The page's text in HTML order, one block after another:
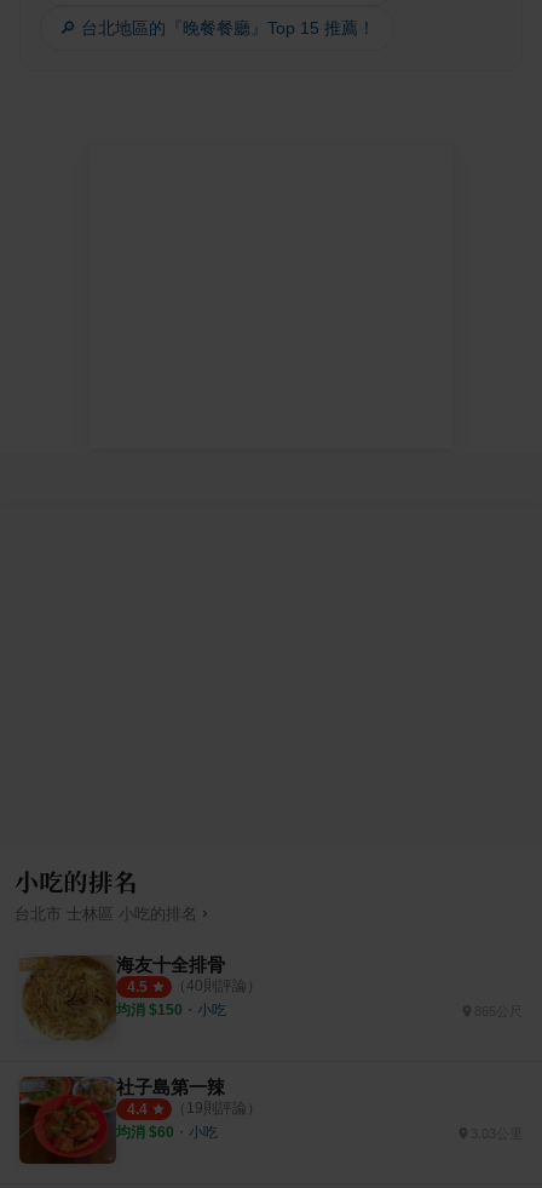
🔎 台北地區的『晚餐餐廳』Top 15 推薦！
小吃的排名
台北市 士林區 小吃 的排名 ›
海友十全排骨
4.5 （ 40則評論）
均消 $150 ・ 小吃 865公尺
社子島第一辣
4.4 （ 19則評論）
均消 $60 ・ 小吃